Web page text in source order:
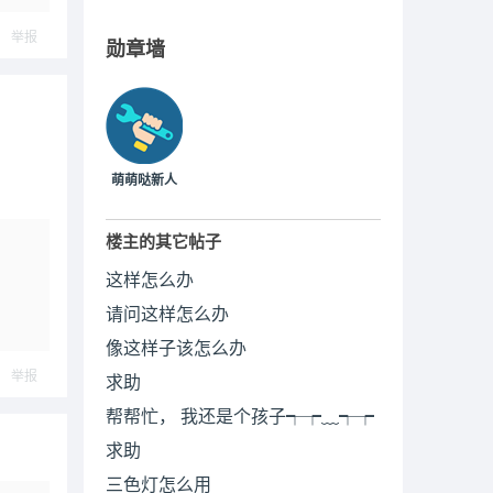
举报
举报
勋章墙
萌萌哒新人
楼主的其它帖子
这样怎么办
请问这样怎么办
像这样子该怎么办
求助
帮帮忙， 我还是个孩子┭┮﹏┭┮
求助
三色灯怎么用